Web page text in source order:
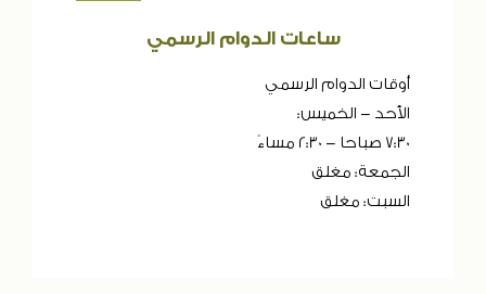
ساعات الدوام الرسمي
أوقات الدوام الرسمي
الأحد - الخميس:
7:30 صباحا - 2:30 مساءً
الجمعة: مغلق
السبت: مغلق